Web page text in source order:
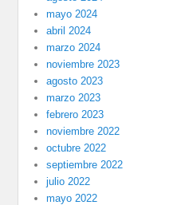
mayo 2024
abril 2024
marzo 2024
noviembre 2023
agosto 2023
marzo 2023
febrero 2023
noviembre 2022
octubre 2022
septiembre 2022
julio 2022
mayo 2022